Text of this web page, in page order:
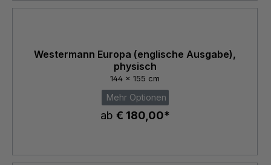
Westermann Europa (englische Ausgabe),
physisch
144 x 155 cm
Mehr Optionen
ab € 180,00*